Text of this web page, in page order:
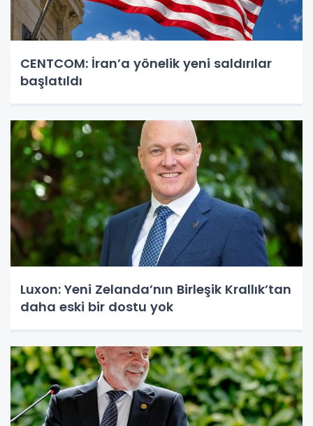
CENTCOM: İran’a yönelik yeni saldırılar
başlatıldı
Luxon: Yeni Zelanda’nın Birleşik Krallık’tan
daha eski bir dostu yok